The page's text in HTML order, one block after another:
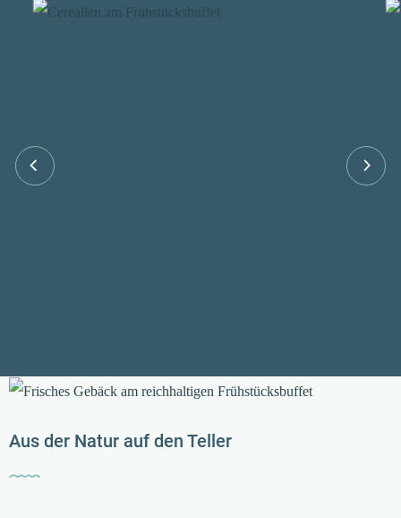
-----
-
Aus der Natur auf den Teller